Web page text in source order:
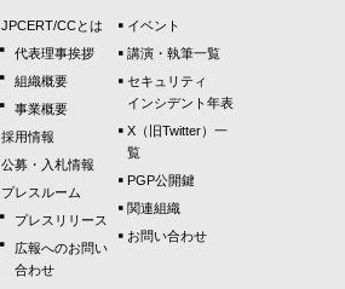
JPCERT/CCとは
代表理事挨拶
組織概要
事業概要
採用情報
公募・入札情報
プレスルーム
プレスリリース
広報へのお問い
合わせ
イベント
講演・執筆一覧
セキュリティ
インシデント年表
X（旧Twitter）一
覧
PGP公開鍵
関連組織
お問い合わせ